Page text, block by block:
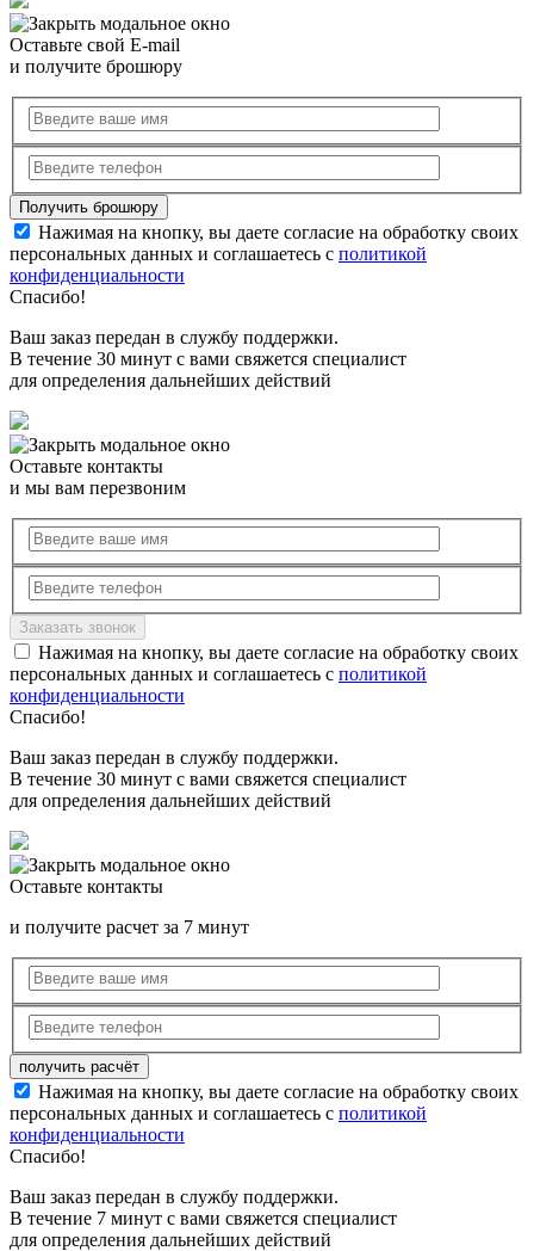
Оставьте свой E-mail
и получите брошюру
Нажимая на кнопку, вы даете согласие на обработку своих
персональных данных и соглашаетесь с политикой
конфиденциальности
Спасибо!
Ваш заказ передан в службу поддержки.
В течение 30 минут с вами свяжется специалист
для определения дальнейших действий
Оставьте контакты
и мы вам перезвоним
Нажимая на кнопку, вы даете согласие на обработку своих
персональных данных и соглашаетесь с политикой
конфиденциальности
Спасибо!
Ваш заказ передан в службу поддержки.
В течение 30 минут с вами свяжется специалист
для определения дальнейших действий
Оставьте контакты
и получите расчет за 7 минут
Нажимая на кнопку, вы даете согласие на обработку своих
персональных данных и соглашаетесь с политикой
конфиденциальности
Спасибо!
Ваш заказ передан в службу поддержки.
В течение 7 минут с вами свяжется специалист
для определения дальнейших действий